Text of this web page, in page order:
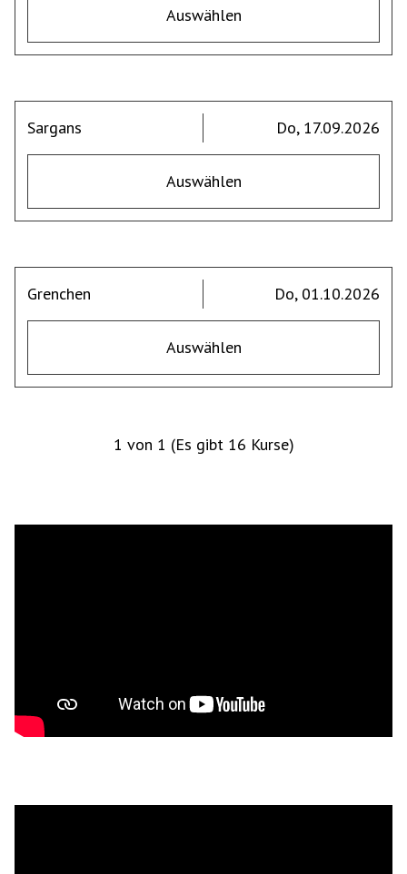
Auswählen
Sargans Do, 17.09.2026
Auswählen
Grenchen Do, 01.10.2026
Auswählen
1 von 1 (Es gibt 16 Kurse)